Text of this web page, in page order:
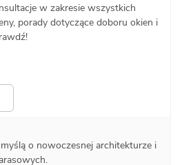
w zakresie wszystkich
porady dotyczące doboru okien i
o nowoczesnej architekturze i